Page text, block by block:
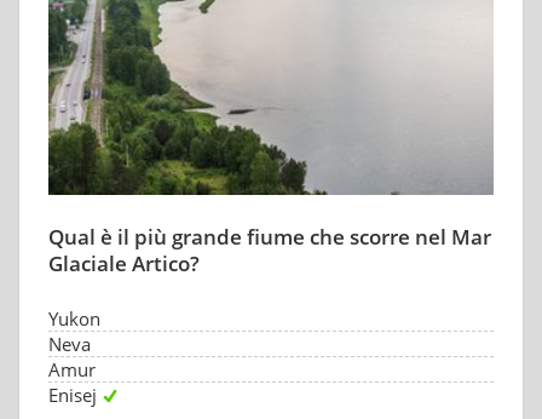
Qual è il più grande fiume che scorre nel Mar
Glaciale Artico?
Yukon
Neva
Amur
Enisej